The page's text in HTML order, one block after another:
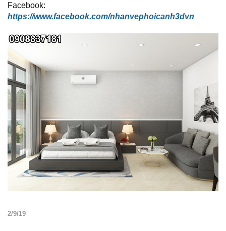
Facebook:
https://www.facebook.com/nhanvephoicanh3dvn
2/9/19